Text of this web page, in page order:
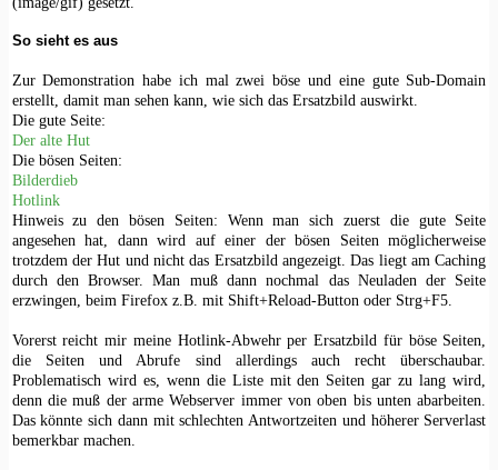
So sieht es aus
Zur Demonstration habe ich mal zwei böse und eine gute Sub-Domain
erstellt, damit man sehen kann, wie sich das Ersatzbild auswirkt.
Die gute Seite:
Der alte Hut
Die bösen Seiten:
Bilderdieb
Hotlink
Hinweis zu den bösen Seiten: Wenn man sich zuerst die gute Seite
angesehen hat, dann wird auf einer der bösen Seiten möglicherweise
trotzdem der Hut und nicht das Ersatzbild angezeigt. Das liegt am Caching
durch den Browser. Man muß dann nochmal das Neuladen der Seite
erzwingen, beim Firefox z.B. mit Shift+Reload-Button oder Strg+F5.
Vorerst reicht mir meine Hotlink-Abwehr per Ersatzbild für böse Seiten,
die Seiten und Abrufe sind allerdings auch recht überschaubar.
Problematisch wird es, wenn die Liste mit den Seiten gar zu lang wird,
denn die muß der arme Webserver immer von oben bis unten abarbeiten.
Das könnte sich dann mit schlechten Antwortzeiten und höherer Serverlast
bemerkbar machen.